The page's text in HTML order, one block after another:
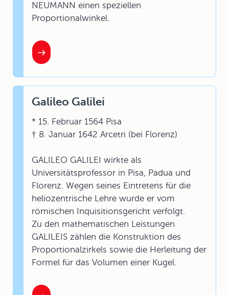
NEUMANN einen speziellen
Proportionalwinkel.
Galileo Galilei
* 15. Februar 1564 Pisa
† 8. Januar 1642 Arcetri (bei Florenz)
GALILEO GALILEI wirkte als
Universitätsprofessor in Pisa, Padua und
Florenz. Wegen seines Eintretens für die
heliozentrische Lehre wurde er vom
römischen Inquisitionsgericht verfolgt.
Zu den mathematischen Leistungen
GALILEIS zählen die Konstruktion des
Proportionalzirkels sowie die Herleitung der
Formel für das Volumen einer Kugel.